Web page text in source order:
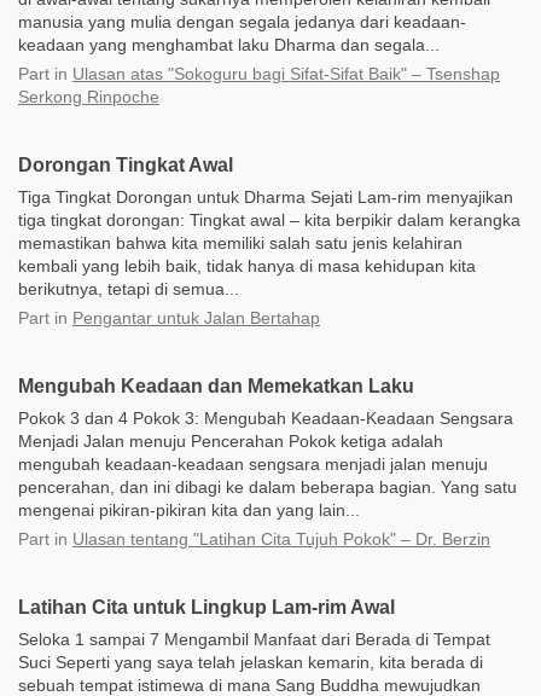
manusia yang mulia dengan segala jedanya dari keadaan-
keadaan yang menghambat laku Dharma dan segala...
Part in Ulasan atas "Sokoguru bagi Sifat-Sifat Baik" – Tsenshap
Serkong Rinpoche
Dorongan Tingkat Awal
Tiga Tingkat Dorongan untuk Dharma Sejati Lam-rim menyajikan
tiga tingkat dorongan: Tingkat awal – kita berpikir dalam kerangka
memastikan bahwa kita memiliki salah satu jenis kelahiran
kembali yang lebih baik, tidak hanya di masa kehidupan kita
berikutnya, tetapi di semua...
Part in Pengantar untuk Jalan Bertahap
Mengubah Keadaan dan Memekatkan Laku
Pokok 3 dan 4 Pokok 3: Mengubah Keadaan-Keadaan Sengsara
Menjadi Jalan menuju Pencerahan Pokok ketiga adalah
mengubah keadaan-keadaan sengsara menjadi jalan menuju
pencerahan, dan ini dibagi ke dalam beberapa bagian. Yang satu
mengenai pikiran-pikiran kita dan yang lain...
Part in Ulasan tentang "Latihan Cita Tujuh Pokok" – Dr. Berzin
Latihan Cita untuk Lingkup Lam-rim Awal
Seloka 1 sampai 7 Mengambil Manfaat dari Berada di Tempat
Suci Seperti yang saya telah jelaskan kemarin, kita berada di
sebuah tempat istimewa di mana Sang Buddha mewujudkan